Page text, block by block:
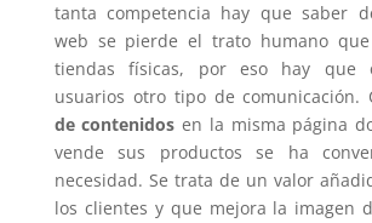
tanta competencia hay que saber
web se pierde el trato humano
tiendas físicas, por eso hay que
usuarios otro tipo de comunicación.
de contenidosen la misma página
vende sus productos se ha
necesidad. Se trata de un valor
los clientes y que mejora la imagen